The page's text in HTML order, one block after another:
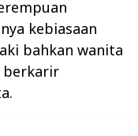
kebiasaan
bahkan wanita
berkarir